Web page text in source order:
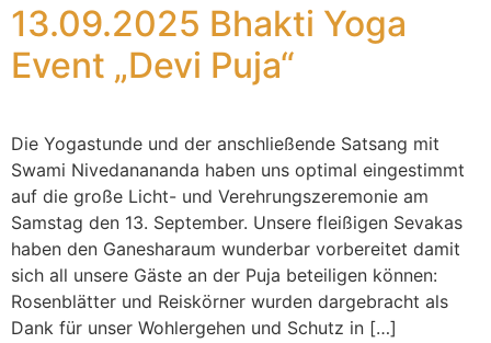
13.09.2025 Bhakti Yoga
Event „Devi Puja“
Die Yogastunde und der anschließende Satsang mit
Swami Nivedanananda haben uns optimal eingestimmt
auf die große Licht- und Verehrungszeremonie am
Samstag den 13. September. Unsere fleißigen Sevakas
haben den Ganesharaum wunderbar vorbereitet damit
sich all unsere Gäste an der Puja beteiligen können:
Rosenblätter und Reiskörner wurden dargebracht als
Dank für unser Wohlergehen und Schutz in […]